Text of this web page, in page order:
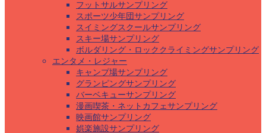
フットサルサンプリング
スポーツ少年団サンプリング
スイミングスクールサンプリング
スキー場サンプリング
ボルダリング・ロッククライミングサンプリング
エンタメ・レジャー
キャンプ場サンプリング
グランピングサンプリング
バーベキューサンプリング
漫画喫茶・ネットカフェサンプリング
映画館サンプリング
娯楽施設サンプリング